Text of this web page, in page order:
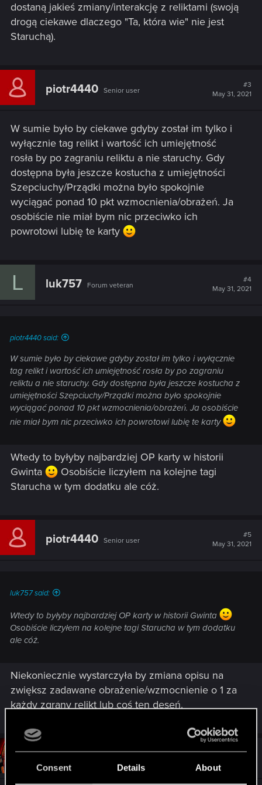
Consent Details About
dostaną jakieś zmiany/interakcję z reliktami (swoją
drogą ciekawe dlaczego "Ta, która wie" nie jest
Staruchą).
piotr4440 Senior user
#3
May 31, 2021
W sumie było by ciekawe gdyby został im tylko i
wyłącznie tag relikt i wartość ich umiejętność
rosła by po zagraniu reliktu a nie staruchy. Gdy
dostępna była jeszcze kostucha z umiejętności
Szepciuchy/Prządki można było spokojnie
wyciągać ponad 10 pkt wzmocnienia/obrażeń. Ja
osobiście nie miał bym nic przeciwko ich
powrotowi lubię te karty
L luk757 Forum veteran
#4
May 31, 2021
piotr4440 said:
W sumie było by ciekawe gdyby został im tylko i wyłącznie
tag relikt i wartość ich umiejętność rosła by po zagraniu
reliktu a nie staruchy. Gdy dostępna była jeszcze kostucha z
umiejętności Szepciuchy/Prządki można było spokojnie
wyciągać ponad 10 pkt wzmocnienia/obrażeń. Ja osobiście
nie miał bym nic przeciwko ich powrotowi lubię te karty
Wtedy to byłyby najbardziej OP karty w historii
Gwinta
Osobiście liczyłem na kolejne tagi
Starucha w tym dodatku ale cóż.
piotr4440 Senior user
#5
May 31, 2021
luk757 said:
Wtedy to byłyby najbardziej OP karty w historii Gwinta
Osobiście liczyłem na kolejne tagi Starucha w tym dodatku
ale cóż.
Niekoniecznie wystarczyła by zmiana opisu na
zwiększ zadawane obrażenie/wzmocnienie o 1 za
każdy zgrany relikt lub coś ten deseń.
#6
May 31, 2021